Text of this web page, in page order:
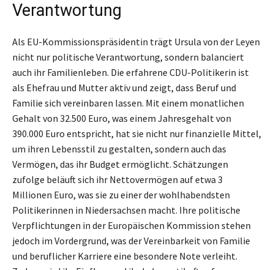
Verantwortung
Als EU-Kommissionspräsidentin trägt Ursula von der Leyen
nicht nur politische Verantwortung, sondern balanciert
auch ihr Familienleben. Die erfahrene CDU-Politikerin ist
als Ehefrau und Mutter aktiv und zeigt, dass Beruf und
Familie sich vereinbaren lassen. Mit einem monatlichen
Gehalt von 32.500 Euro, was einem Jahresgehalt von
390.000 Euro entspricht, hat sie nicht nur finanzielle Mittel,
um ihren Lebensstil zu gestalten, sondern auch das
Vermögen, das ihr Budget ermöglicht. Schätzungen
zufolge beläuft sich ihr Nettovermögen auf etwa 3
Millionen Euro, was sie zu einer der wohlhabendsten
Politikerinnen in Niedersachsen macht. Ihre politische
Verpflichtungen in der Europäischen Kommission stehen
jedoch im Vordergrund, was der Vereinbarkeit von Familie
und beruflicher Karriere eine besondere Note verleiht.